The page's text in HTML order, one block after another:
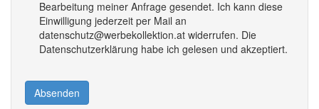
Bearbeitung meiner Anfrage gesendet. Ich kann diese
Einwilligung jederzeit per Mail an
datenschutz@werbekollektion.at widerrufen. Die
Datenschutzerklärung habe ich gelesen und akzeptiert.
Absenden